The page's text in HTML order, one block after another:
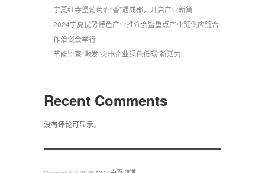
宁夏红寺堡葡萄酒“香”遇成都，开启产业新篇
2024宁夏优势特色产业推介会暨重点产业链供应链合
作洽谈会举行
节能监察“激发”火电企业绿色低碳“新活力”
Recent Comments
没有评论可显示。